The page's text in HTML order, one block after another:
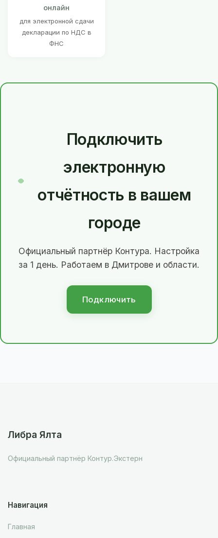
онлайн
для электронной сдачи
декларации по НДС в
ФНС
Подключить
электронную
отчётность в вашем
городе
Официальный партнёр Контура. Настройка
за 1 день. Работаем в Дмитрове и области.
Подключить
Либра Ялта
Официальный партнёр Контур.Экстерн
Навигация
Главная